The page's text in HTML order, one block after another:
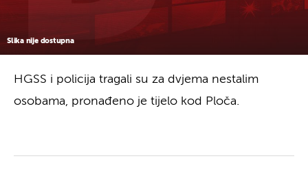
Slika nije dostupna
HGSS i policija tragali su za dvjema nestalim
osobama, pronađeno je tijelo kod Ploča.